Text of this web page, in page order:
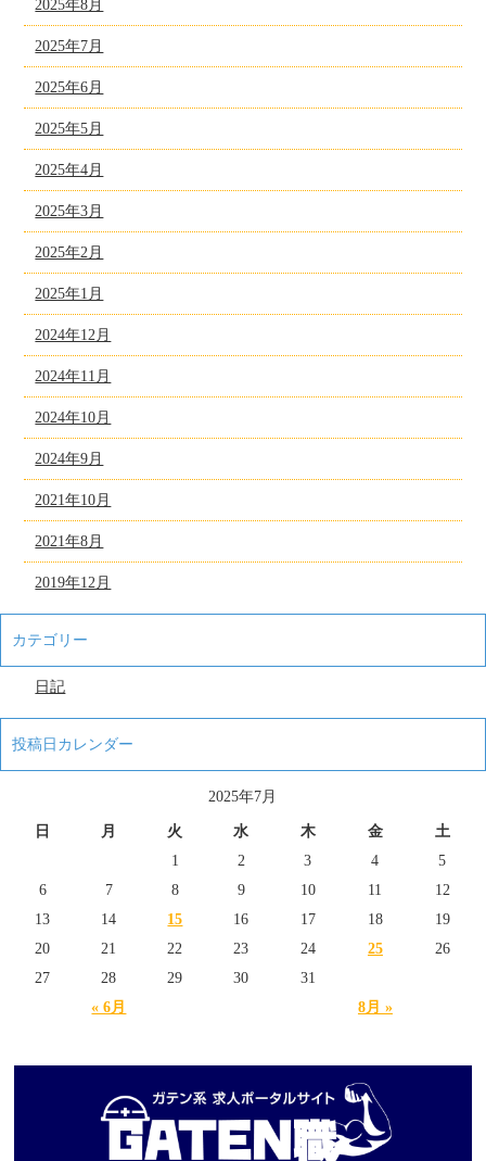
2025年8月
2025年7月
2025年6月
2025年5月
2025年4月
2025年3月
2025年2月
2025年1月
2024年12月
2024年11月
2024年10月
2024年9月
2021年10月
2021年8月
2019年12月
カテゴリー
日記
投稿日カレンダー
2025年7月
日 月 火 水 木 金 土
« 6月 8月 »
1 2 3 4
5
6
7 8 9 10 11
12
13
14 15 16 17 18
19
20
21 22 23 24 25
26
27
28 29 30 31